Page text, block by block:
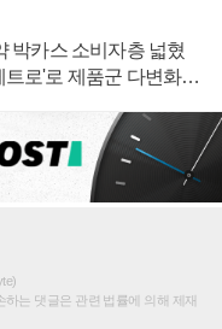
박카스 소비자층 넓혔
트로'로 제품군 다변화
는 댓글은 관련 법률에 의해 제재